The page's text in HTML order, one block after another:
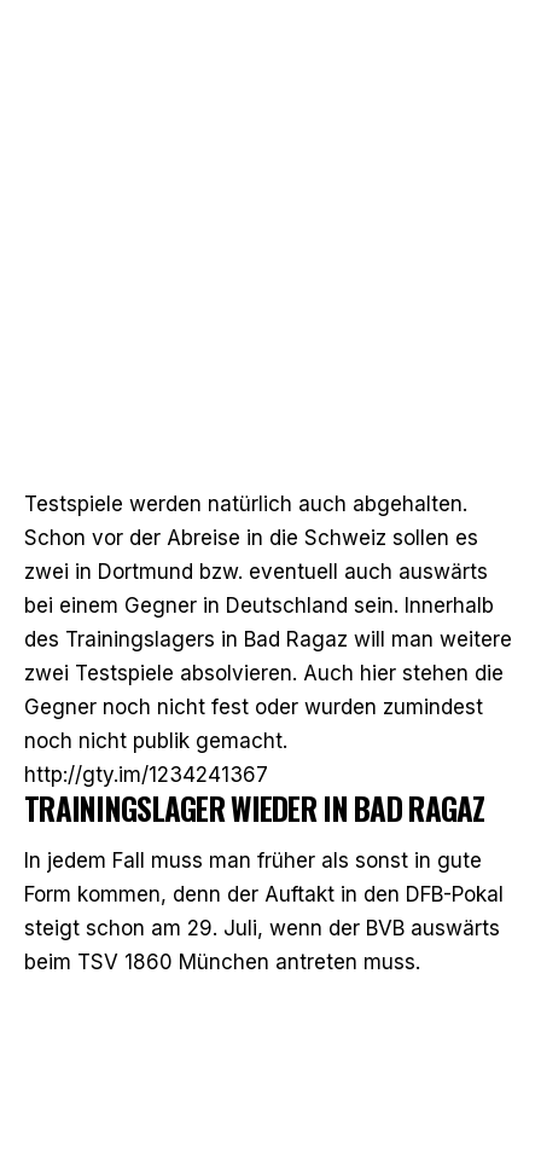
Testspiele werden natürlich auch abgehalten.
Schon vor der Abreise in die Schweiz sollen es
zwei in Dortmund bzw. eventuell auch auswärts
bei einem Gegner in Deutschland sein. Innerhalb
des Trainingslagers in Bad Ragaz will man weitere
zwei Testspiele absolvieren. Auch hier stehen die
Gegner noch nicht fest oder wurden zumindest
noch nicht publik gemacht.
http://gty.im/1234241367
TRAININGSLAGER WIEDER IN BAD RAGAZ
In jedem Fall muss man früher als sonst in gute
Form kommen, denn der Auftakt in den DFB-Pokal
steigt schon am 29. Juli, wenn der BVB auswärts
beim TSV 1860 München antreten muss.